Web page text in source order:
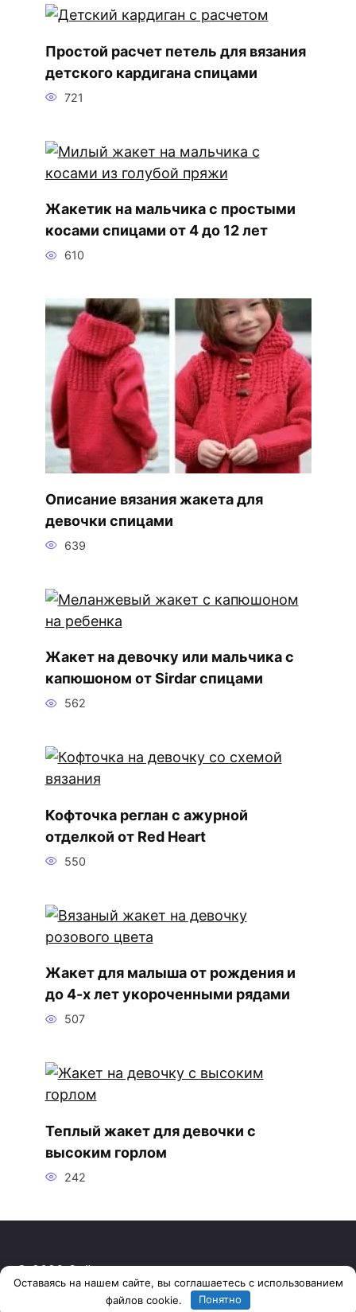
Простой расчет петель для вязания
детского кардигана спицами
721
Жакетик на мальчика с простыми
косами спицами от 4 до 12 лет
610
Описание вязания жакета для
девочки спицами
639
Жакет на девочку или мальчика с
капюшоном от Sirdar спицами
562
Кофточка реглан с ажурной
отделкой от Red Heart
550
Жакет для малыша от рождения и
до 4-х лет укороченными рядами
507
Теплый жакет для девочки с
высоким горлом
242
© 2026 Сайт о вязании спицами и крючком
Оставаясь на нашем сайте, вы соглашаетесь с использованием
файлов cookie.
Понятно